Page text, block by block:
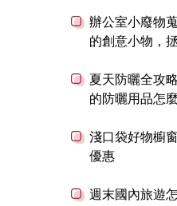
辦公室小廢物
的創意小物，
夏天防曬全攻
的防曬用品怎
淺口袋好物櫥
優惠
週末國內旅遊